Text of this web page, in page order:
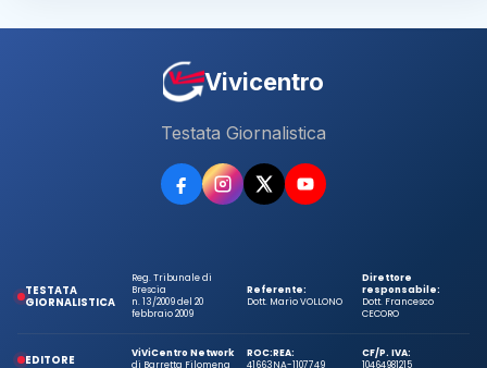
Vivicentro
Testata Giornalistica
TESTATA
GIORNALISTICA
Reg. Tribunale di
Brescia
n. 13/2009 del 20
febbraio 2009
Referente:
Dott. Mario VOLLONO
Direttore
responsabile:
Dott. Francesco
CECORO
EDITORE
ViViCentro Network
di Barretta Filomena
ROC:
41663
REA:
NA-1107749
CF/P. IVA:
10464981215